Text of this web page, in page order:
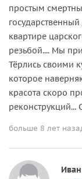
простым
квартире
резьбой.... Мы
Тёрлись своими
которое
красота скоро
реконструкций...
больше 8 лет
Иван